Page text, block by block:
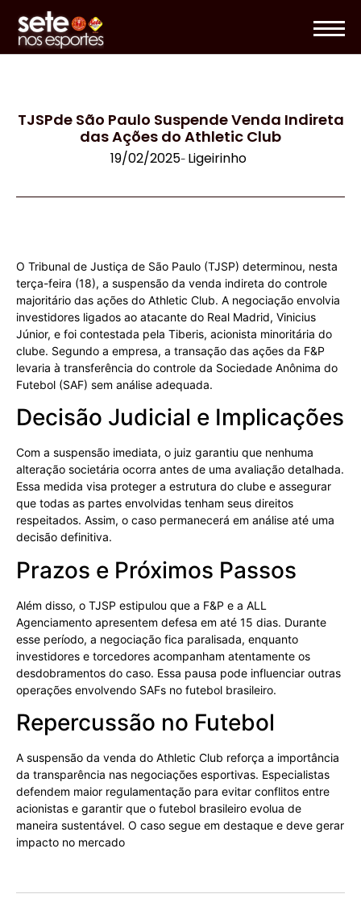
TJSPde São Paulo Suspende Venda Indireta
das Ações do Athletic Club
19/02/2025- Ligeirinho
O Tribunal de Justiça de São Paulo (TJSP) determinou, nesta
terça-feira (18), a suspensão da venda indireta do controle
majoritário das ações do Athletic Club. A negociação envolvia
investidores ligados ao atacante do Real Madrid, Vinicius
Júnior, e foi contestada pela Tiberis, acionista minoritária do
clube. Segundo a empresa, a transação das ações da F&P
levaria à transferência do controle da Sociedade Anônima do
Futebol (SAF) sem análise adequada.
Decisão Judicial e Implicações
Com a suspensão imediata, o juiz garantiu que nenhuma
alteração societária ocorra antes de uma avaliação detalhada.
Essa medida visa proteger a estrutura do clube e assegurar
que todas as partes envolvidas tenham seus direitos
respeitados. Assim, o caso permanecerá em análise até uma
decisão definitiva.
Prazos e Próximos Passos
Além disso, o TJSP estipulou que a F&P e a ALL
Agenciamento apresentem defesa em até 15 dias. Durante
esse período, a negociação fica paralisada, enquanto
investidores e torcedores acompanham atentamente os
desdobramentos do caso. Essa pausa pode influenciar outras
operações envolvendo SAFs no futebol brasileiro.
Repercussão no Futebol
A suspensão da venda do Athletic Club reforça a importância
da transparência nas negociações esportivas. Especialistas
defendem maior regulamentação para evitar conflitos entre
acionistas e garantir que o futebol brasileiro evolua de
maneira sustentável. O caso segue em destaque e deve gerar
impacto no mercado